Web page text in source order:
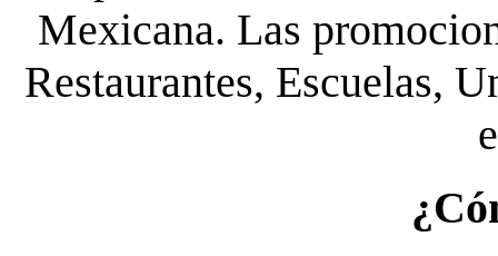
Mexicana. Las
Restaurantes, Escuelas,